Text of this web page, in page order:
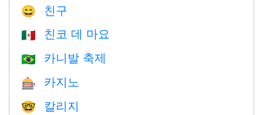
😄 친구
🇲🇽 친코 데 마요
🇧🇷 카니발 축제
🎰 카지노
🤓 칼리지